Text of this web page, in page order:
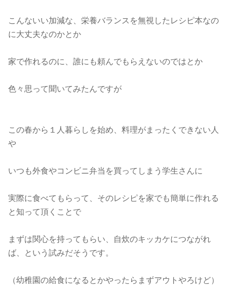
こんないい加減な、栄養バランスを無視したレシピ本なの
に大丈夫なのかとか
家で作れるのに、誰にも頼んでもらえないのではとか
色々思って聞いてみたんですが
この春から１人暮らしを始め、料理がまったくできない人
や
いつも外食やコンビニ弁当を買ってしまう学生さんに
実際に食べてもらって、そのレシピを家でも簡単に作れる
と知って頂くことで
まずは関心を持ってもらい、自炊のキッカケにつながれ
ば、という試みだそうです。
（幼稚園の給食になるとかやったらまずアウトやろけど）